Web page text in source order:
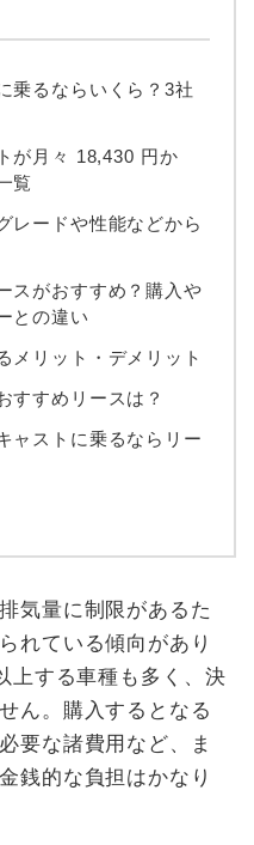
乗るならいくら？3社
が月々 18,430 円か
覧
レードや性能などから
スがおすすめ？購入や
との違い
メリット・デメリット
すすめリースは？
ャストに乗るならリー
気量に制限があるた
れている傾向があり
上する車種も多く、決
ん。購入するとなる
要な諸費用など、ま
銭的な負担はかなり